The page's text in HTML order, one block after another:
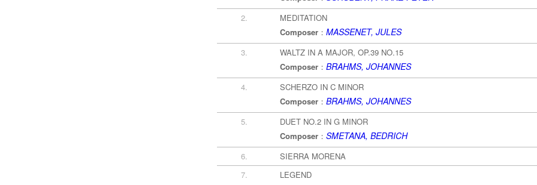
2.
MEDITATION
Composer ： MASSENET, JULES
3.
WALTZ IN A MAJOR, OP.39 NO.15
Composer ： BRAHMS, JOHANNES
4.
SCHERZO IN C MINOR
Composer ： BRAHMS, JOHANNES
5.
DUET NO.2 IN G MINOR
Composer ： SMETANA, BEDRICH
6.
SIERRA MORENA
7.
LEGEND